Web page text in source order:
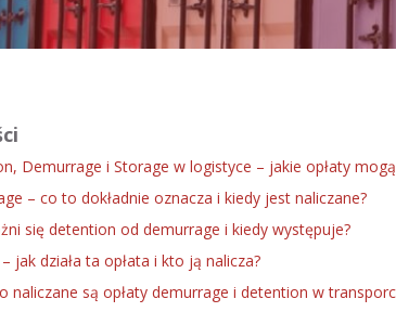
Demurrage i Storage w logistyce – jakie opłaty
– co to dokładnie oznacza i kiedy jest naliczane?
się detention od demurrage i kiedy występuje?
jak działa ta opłata i kto ją nalicza?
naliczane są opłaty demurrage i detention w